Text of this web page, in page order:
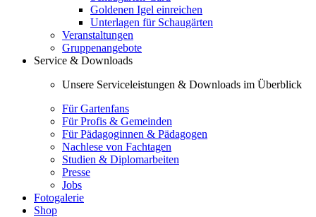
Goldenen Igel einreichen
Unterlagen für Schaugärten
Veranstaltungen
Gruppenangebote
Service & Downloads
Unsere Serviceleistungen & Downloads im Überblick
Für Gartenfans
Für Profis & Gemeinden
Für Pädagoginnen & Pädagogen
Nachlese von Fachtagen
Studien & Diplomarbeiten
Presse
Jobs
Fotogalerie
Shop